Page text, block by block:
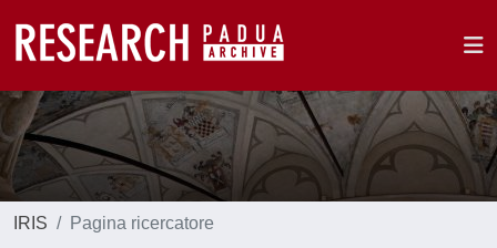
IRIS Pagina ricercatore